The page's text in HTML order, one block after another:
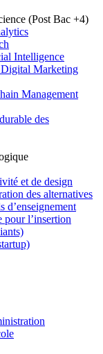
(Post Bac +4)
Intelligence
Marketing
Management
des
et de design
des alternatives
d’enseignement
pour l’insertion